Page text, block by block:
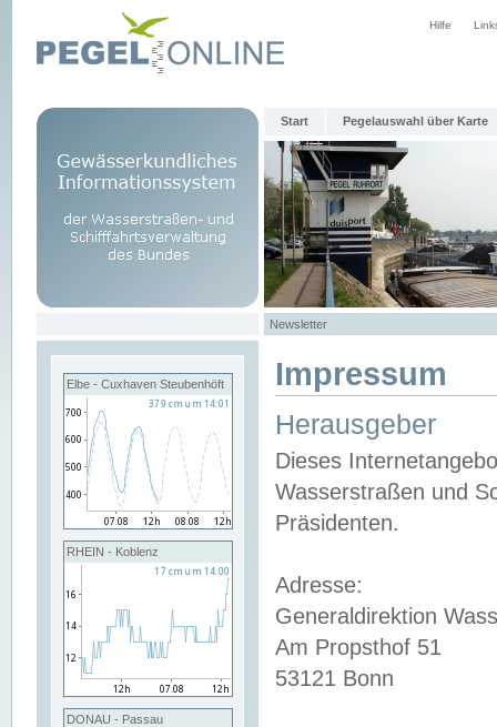
Hilfe
Start Pegelauswahl über Karte
Newsletter
Elbe - Cuxhaven Steubenhöft
RHEIN - Koblenz
DONAU - Passau
Impressum
Herausgeber
Dieses
Wasserstraßen und
Präsidenten.
Adresse:
Generaldirektion
Am Propsthof 51
53121 Bonn